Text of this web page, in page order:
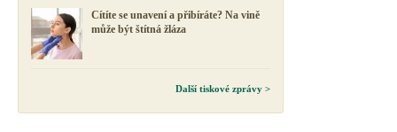
Cítíte se unavení a přibíráte? Na vině
může být štítná žláza
Další tiskové zprávy >